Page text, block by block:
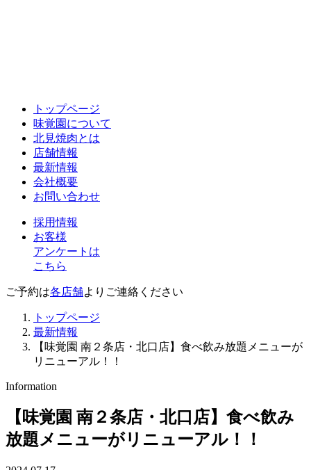
トップページ
味覚園について
北見焼肉とは
店舗情報
最新情報
会社概要
お問い合わせ
採用情報
お客様
アンケートは
こちら
ご予約は各店舗よりご連絡ください
トップページ
最新情報
【味覚園 南２条店・北口店】食べ飲み放題メニューが
リニューアル！！
Information
【味覚園 南２条店・北口店】食べ飲み
放題メニューがリニューアル！！